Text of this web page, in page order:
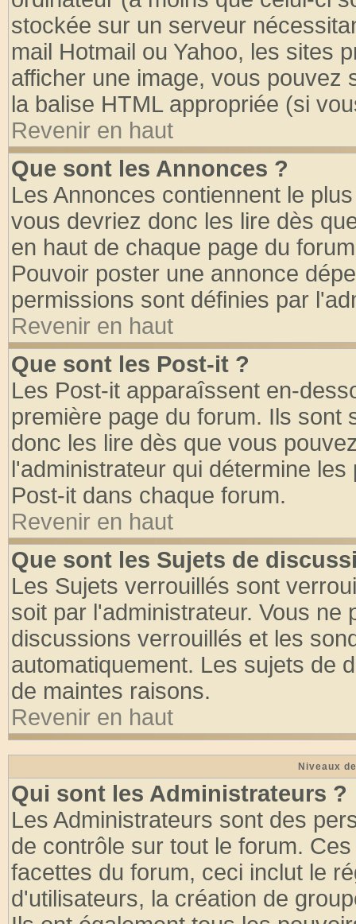
stockée sur un serveur
mail Hotmail ou Yahoo, les sites
afficher une image, vous pouvez
la balise HTML appropriée (si
Revenir en haut
Que sont les Annonces ?
Les Annonces contiennent le
vous devriez donc les lire dès
en haut de chaque page du
Pouvoir poster une annonce
permissions sont définies par
Revenir en haut
Que sont les Post-it ?
Les Post-it apparaîssent en-
première page du forum. Ils
donc les lire dès que vous
l'administrateur qui détermine
Post-it dans chaque forum.
Revenir en haut
Que sont les Sujets de
Les Sujets verrouillés sont
soit par l'administrateur. Vous
discussions verrouillés et les
automatiquement. Les sujets de
de maintes raisons.
Revenir en haut
Niveaux
Qui sont les Administrateurs ?
Les Administrateurs sont des
de contrôle sur tout le forum.
facettes du forum, ceci inclut le
d'utilisateurs, la création de